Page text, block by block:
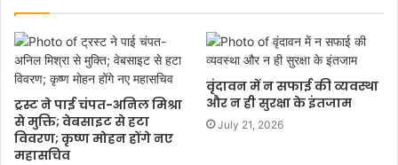
ट्रस्ट ने पाई चंपत-अनिल मिश्रा
से मुक्ति; वेबसाइट से हटा
विवरण; कृष्ण मोहन होंगे नए
महासचिव
वृंदावन में न सफाई की व्यवस्था
और न ही सुरक्षा के इंतजाम
July 21, 2026